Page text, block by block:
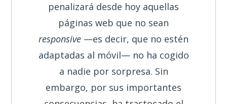
penalizará desde hoy aquellas
páginas web que no sean
responsive —es decir, que no estén
adaptadas al móvil— no ha cogido
a nadie por sorpresa. Sin
embargo, por sus importantes